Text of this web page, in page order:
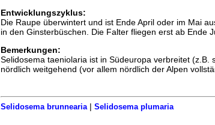
Entwicklungszyklus:
Die Raupe überwintert und ist Ende April oder im Mai
in den Ginsterbüschen. Die Falter fliegen erst ab Ende
Bemerkungen:
Selidosema taeniolaria ist in Südeuropa verbreitet
nördlich weitgehend (vor allem nördlich der Alpen
Selidosema brunnearia| Selidosema plumaria